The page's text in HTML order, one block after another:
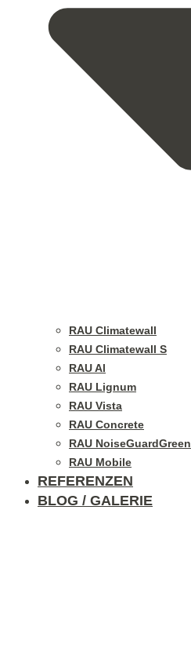
RAU Climatewall
RAU Climatewall S
RAU Al
RAU Lignum
RAU Vista
RAU Concrete
RAU NoiseGuardGreen
RAU Mobile
REFERENZEN
BLOG / GALERIE